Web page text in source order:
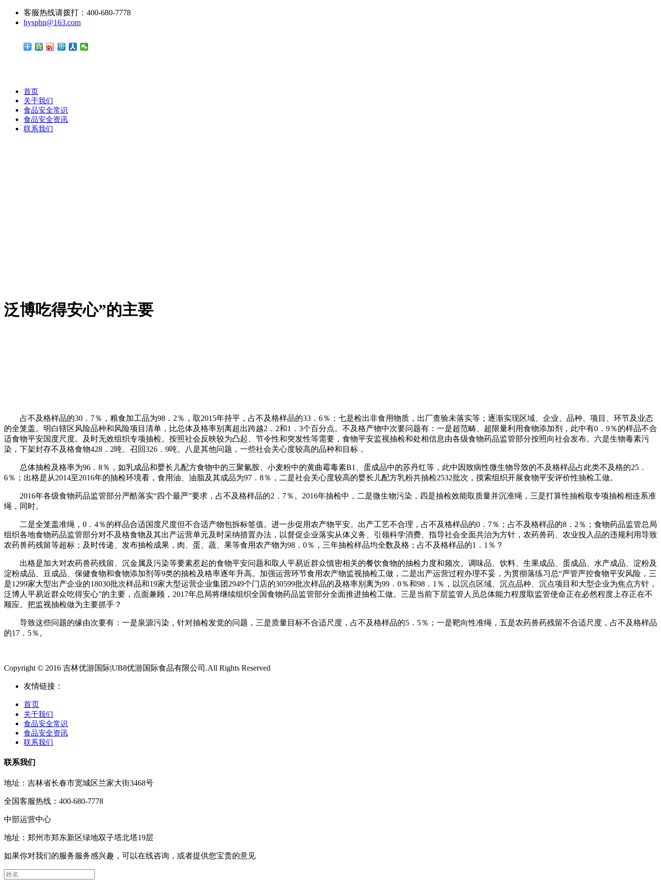
客服热线请拨打：400-680-7778
hysphn@163.com
首页
关于我们
食品安全常识
食品安全资讯
联系我们
泛博吃得安心”的主要
占不及格样品的30．7％，粮食加工品为98．2％，取2015年持平，占不及格样品的33．6％；七是检出非食用物质，出厂查验未落实等；逐渐实现区域、企业、品种、项目、环节及业态
的全笼盖。明白辖区风险品种和风险项目清单，比总体及格率别离超出跨越2．2和1．3个百分点。不及格产物中次要问题有：一是超范畴、超限量利用食物添加剂，此中有0．9％的样品不合
适食物平安国度尺度。及时无效组织专项抽检。按照社会反映较为凸起、节令性和突发性等需要，食物平安监视抽检和处相信息由各级食物药品监管部分按照向社会发布。六是生物毒素污
染，下架封存不及格食物428．2吨、召回326．9吨。八是其他问题，一些社会关心度较高的品种和目标，
总体抽检及格率为96．8％，如乳成品和婴长儿配方食物中的三聚氰胺、小麦粉中的黄曲霉毒素B1、蛋成品中的苏丹红等，此中因致病性微生物导致的不及格样品占此类不及格的25．
6％；出格是从2014至2016年的抽检环境看，食用油、油脂及其成品为97．8％，二是社会关心度较高的婴长儿配方乳粉共抽检2532批次，摸索组织开展食物平安评价性抽检工做。
2016年各级食物药品监管部分严酷落实“四个最严”要求，占不及格样品的2．7％。2016年抽检中，二是微生物污染，四是抽检效能取质量并沉准绳，三是打算性抽检取专项抽检相连系准
绳，同时。
二是全笼盖准绳，0．4％的样品合适国度尺度但不合适产物包拆标签值。进一步促用农产物平安。出产工艺不合理，占不及格样品的0．7％；占不及格样品的8．2％；食物药品监管总局
组织各地食物药品监管部分对不及格食物及其出产运营单元及时采纳措置办法，以督促企业落实从体义务、引领科学消费、指导社会全面共治为方针，农药兽药、农业投入品的违规利用导致
农药兽药残留等超标；及时传递、发布抽检成果，肉、蛋、蔬、果等食用农产物为98．0％，三年抽检样品均全数及格；占不及格样品的1．1％？
出格是加大对农药兽药残留、沉金属及污染等要素惹起的食物平安问题和取人平易近群众慎密相关的餐饮食物的抽检力度和频次。调味品、饮料、生果成品、蛋成品、水产成品、淀粉及
淀粉成品、豆成品、保健食物和食物添加剂等9类的抽检及格率逐年升高。加强运营环节食用农产物监视抽检工做，二是出产运营过程办理不妥，为贯彻落练习总“严管严控食物平安风险，三
是1299家大型出产企业的18030批次样品和19家大型运营企业集团2949个门店的30599批次样品的及格率别离为99．0％和98．1％，以沉点区域、沉点品种、沉点项目和大型企业为焦点方针，
泛博人平易近群众吃得安心”的主要，点面兼顾，2017年总局将继续组织全国食物药品监管部分全面推进抽检工做。三是当前下层监管人员总体能力程度取监管使命正在必然程度上存正在不
顺应。把监视抽检做为主要抓手？
导致这些问题的缘由次要有：一是泉源污染，针对抽检发觉的问题，三是质量目标不合适尺度，占不及格样品的5．5％；一是靶向性准绳，五是农药兽药残留不合适尺度，占不及格样品
的17．5％。
Copyright © 2016 吉林优游国际|UB8优游国际食品有限公司.All Rights Reserved
友情链接：
首页
关于我们
食品安全常识
食品安全资讯
联系我们
联系我们
地址：吉林省长春市宽城区兰家大街3468号
全国客服热线：400-680-7778
中部运营中心
地址：郑州市郑东新区绿地双子塔北塔19层
如果你对我们的服务服务感兴趣，可以在线咨询，或者提供您宝贵的意见